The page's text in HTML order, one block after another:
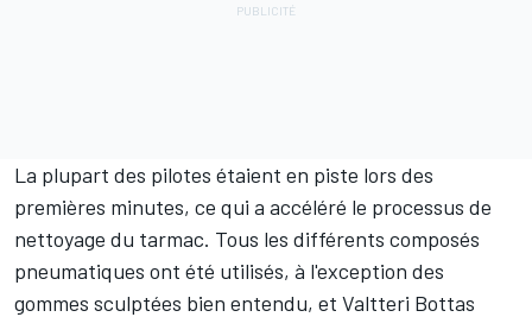
La plupart des pilotes étaient en piste lors des
premières minutes, ce qui a accéléré le processus de
nettoyage du tarmac. Tous les différents composés
pneumatiques ont été utilisés, à l'exception des
gommes sculptées bien entendu, et Valtteri Bottas